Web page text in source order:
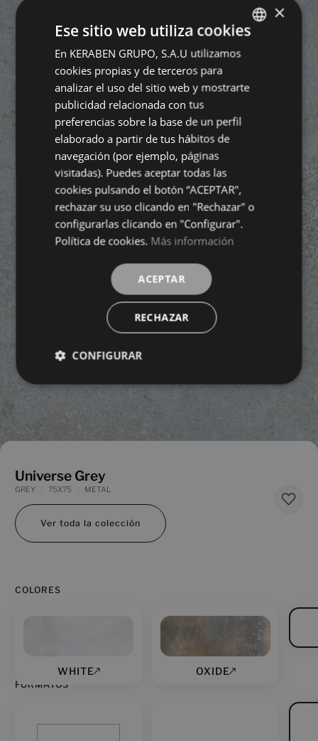
Universe Grey
GREY 75X75 METAL
Ver toda la colección
COLORES
WHITE OXIDE
FORMATOS
GERMAN
×
Ese sitio web utiliza cookies
En KERABEN GRUPO, S.A.U utilizamos
cookies propias y de terceros para
analizar el uso del sitio web y mostrarte
publicidad relacionada con tus
preferencias sobre la base de un perfil
elaborado a partir de tus hábitos de
navegación (por ejemplo, páginas
visitadas). Puedes aceptar todas las
cookies pulsando el botón “ACEPTAR",
rechazar su uso clicando en "Rechazar" o
configurarlas clicando en "Configurar".
Política de cookies. Más información
ACEPTAR
RECHAZAR
CONFIGURAR